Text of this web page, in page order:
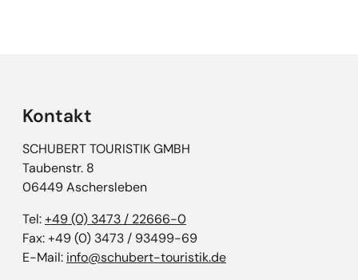
Kontakt
SCHUBERT TOURISTIK GMBH
Taubenstr. 8
06449 Aschersleben
Tel:+49 (0) 3473 / 22666-0
Fax: +49 (0) 3473 / 93499-69
E-Mail: info@schubert-touristik.de